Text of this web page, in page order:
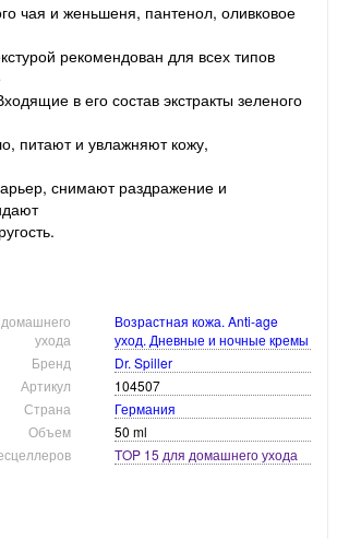
чая и женьшеня, пантенол, оливковое
рекомендован для всех типов
в его состав экстракты зеленого
питают и увлажняют кожу,
снимают раздражение и
ухода
Возрастная кожа. Anti-age
уход. Дневные и ночные кремы
Бренд
Dr. Spiller
Артикул
104507
Страна
Германия
Объем
50 ml
TOP 15 для домашнего ухода